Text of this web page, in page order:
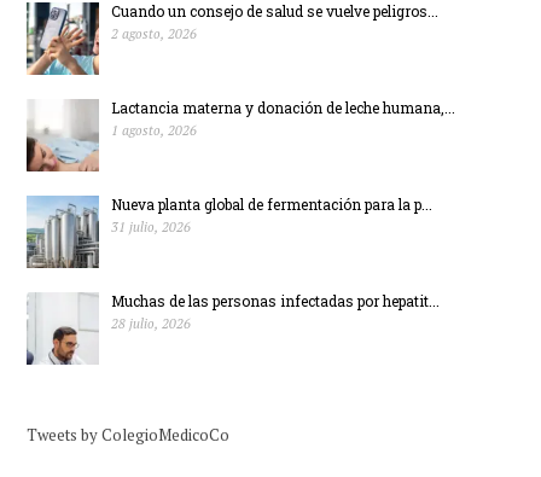
Cuando un consejo de salud se vuelve peligros...
2 agosto, 2026
Lactancia materna y donación de leche humana,...
1 agosto, 2026
Nueva planta global de fermentación para la p...
31 julio, 2026
Muchas de las personas infectadas por hepatit...
28 julio, 2026
Tweets by ColegioMedicoCo